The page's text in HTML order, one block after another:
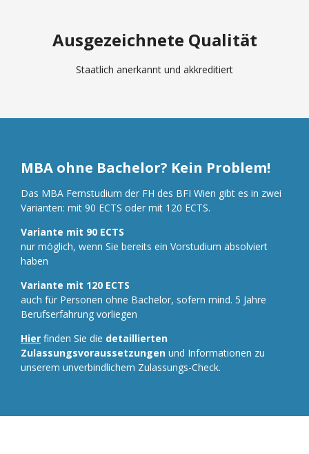
Ausgezeichnete Qualität
Staatlich anerkannt und akkreditiert
MBA ohne Bachelor? Kein Problem!
Das MBA Fernstudium der FH des BFI Wien gibt es in zwei
Varianten: mit 90 ECTS oder mit 120 ECTS.
Variante mit 90 ECTS
nur möglich, wenn Sie bereits ein Vorstudium absolviert
haben
Variante mit 120 ECTS
auch für Personen ohne Bachelor, sofern mind. 5 Jahre
Berufserfahrung vorliegen
Hier finden Sie die detaillierten
Zulassungsvoraussetzungen und Informationen zu
unserem unverbindlichem Zulassungs-Check.